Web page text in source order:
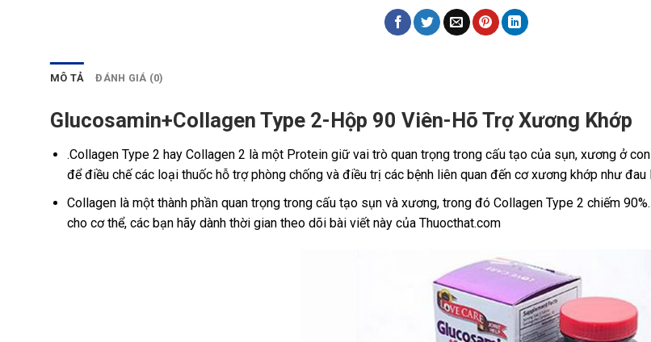
MÔ TẢ ĐÁNH GIÁ (0)
Glucosamin+Collagen Type 2-Hộp 90 Viên-Hõ Trợ Xương Khớp
.Collagen Type 2 hay Collagen 2 là một Protein giữ vai trò quan trọng trong cấu tạo của sụn, xương ở
để điều chế các loại thuốc hỗ trợ phòng chống và điều trị các bệnh liên quan đến cơ xương khớp như
Collagen là một thành phần quan trọng trong cấu tạo sụn và xương, trong đó Collagen Type 2 chiếm
cho cơ thể, các bạn hãy dành thời gian theo dõi bài viết này của Thuocthat.com